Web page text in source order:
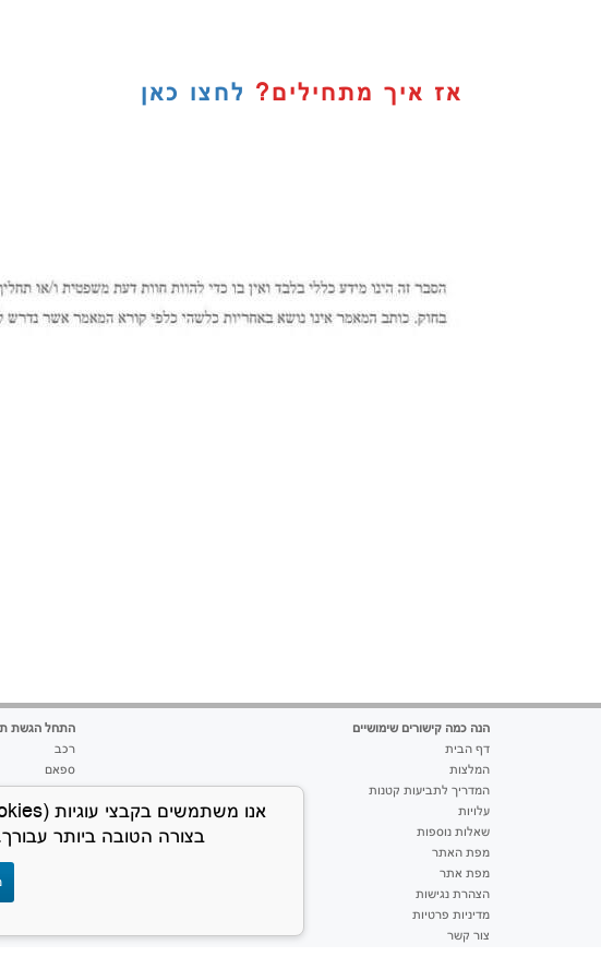
בצורה הטובה ביותר
אז איך מתחילים? לחצו כאן
הנה כמה קישורים שימושיים
דף הבית
המלצות
המדריך לתביעות קטנות
עלויות
שאלות נוספות
מפת האתר
מפת אתר
הצהרת נגישות
מדיניות פרטיות
צור קשר
התחל הגשת
רכב
ספאם
שכירות
תיירות
מוצר פגום